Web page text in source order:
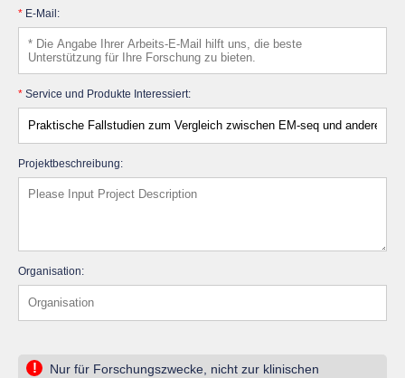
* E-Mail:
* Service und Produkte Interessiert:
Projektbeschreibung:
Organisation:
!
Nur für Forschungszwecke, nicht zur klinischen